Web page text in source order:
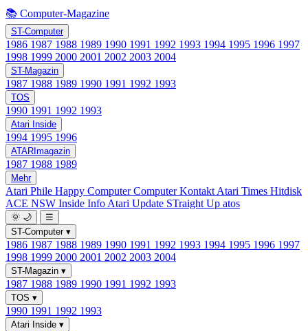
📚 Computer-Magazine
ST-Computer
1986 1987 1988 1989 1990 1991 1992 1993 1994 1995 1996 1997
1998 1999 2000 2001 2002 2003 2004
ST-Magazin
1987 1988 1989 1990 1991 1992 1993
TOS
1990 1991 1992 1993
Atari Inside
1994 1995 1996
ATARImagazin
1987 1988 1989
Mehr
Atari Phile Happy ComputerComputer Kontakt Atari Times Hitdisk
ACE NSW Inside Info Atari Update STraight Up atos
🌞 🌙
☰
ST-Computer ▾
1986 1987 1988 1989 1990 1991 1992 1993 1994 1995 1996 1997
1998 1999 2000 2001 2002 2003 2004
ST-Magazin ▾
1987 1988 1989 1990 1991 1992 1993
TOS ▾
1990 1991 1992 1993
Atari Inside ▾